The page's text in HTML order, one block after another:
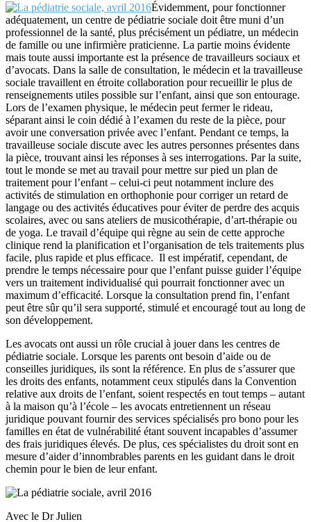
Évidemment, pour fonctionner
adéquatement, un centre de pédiatrie sociale doit être muni d’un
professionnel de la santé, plus précisément un pédiatre, un médecin
de famille ou une infirmière praticienne. La partie moins évidente
mais toute aussi importante est la présence de travailleurs sociaux et
d’avocats. Dans la salle de consultation, le médecin et la travailleuse
sociale travaillent en étroite collaboration pour recueillir le plus de
renseignements utiles possible sur l’enfant, ainsi que son entourage.
Lors de l’examen physique, le médecin peut fermer le rideau,
séparant ainsi le coin dédié à l’examen du reste de la pièce, pour
avoir une conversation privée avec l’enfant. Pendant ce temps, la
travailleuse sociale discute avec les autres personnes présentes dans
la pièce, trouvant ainsi les réponses à ses interrogations. Par la suite,
tout le monde se met au travail pour mettre sur pied un plan de
traitement pour l’enfant – celui-ci peut notamment inclure des
activités de stimulation en orthophonie pour corriger un retard de
langage ou des activités éducatives pour éviter de perdre des acquis
scolaires, avec ou sans ateliers de musicothérapie, d’art-thérapie ou
de yoga. Le travail d’équipe qui règne au sein de cette approche
clinique rend la planification et l’organisation de tels traitements plus
facile, plus rapide et plus efficace. Il est impératif, cependant, de
prendre le temps nécessaire pour que l’enfant puisse guider l’équipe
vers un traitement individualisé qui pourrait fonctionner avec un
maximum d’efficacité. Lorsque la consultation prend fin, l’enfant
peut être sûr qu’il sera supporté, stimulé et encouragé tout au long de
son développement.
Les avocats ont aussi un rôle crucial à jouer dans les centres de
pédiatrie sociale. Lorsque les parents ont besoin d’aide ou de
conseilles juridiques, ils sont la référence. En plus de s’assurer que
les droits des enfants, notamment ceux stipulés dans la Convention
relative aux droits de l’enfant, soient respectés en tout temps – autant
à la maison qu’à l’école – les avocats entretiennent un réseau
juridique pouvant fournir des services spécialisés pro bono pour les
familles en état de vulnérabilité étant souvent incapables d’assumer
des frais juridiques élevés. De plus, ces spécialistes du droit sont en
mesure d’aider d’innombrables parents en les guidant dans le droit
chemin pour le bien de leur enfant.
Avec le Dr Julien